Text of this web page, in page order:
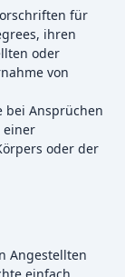
für
ihren
oder
von
bei Ansprüchen
einer
oder der
Angestellten
einfach